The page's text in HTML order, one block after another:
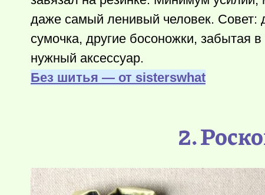
даже самый ленивый человек. Совет:
сумочка, другие босоножки, забытая
нужный аксессуар.
Без шитья — от sisterswhat
2.